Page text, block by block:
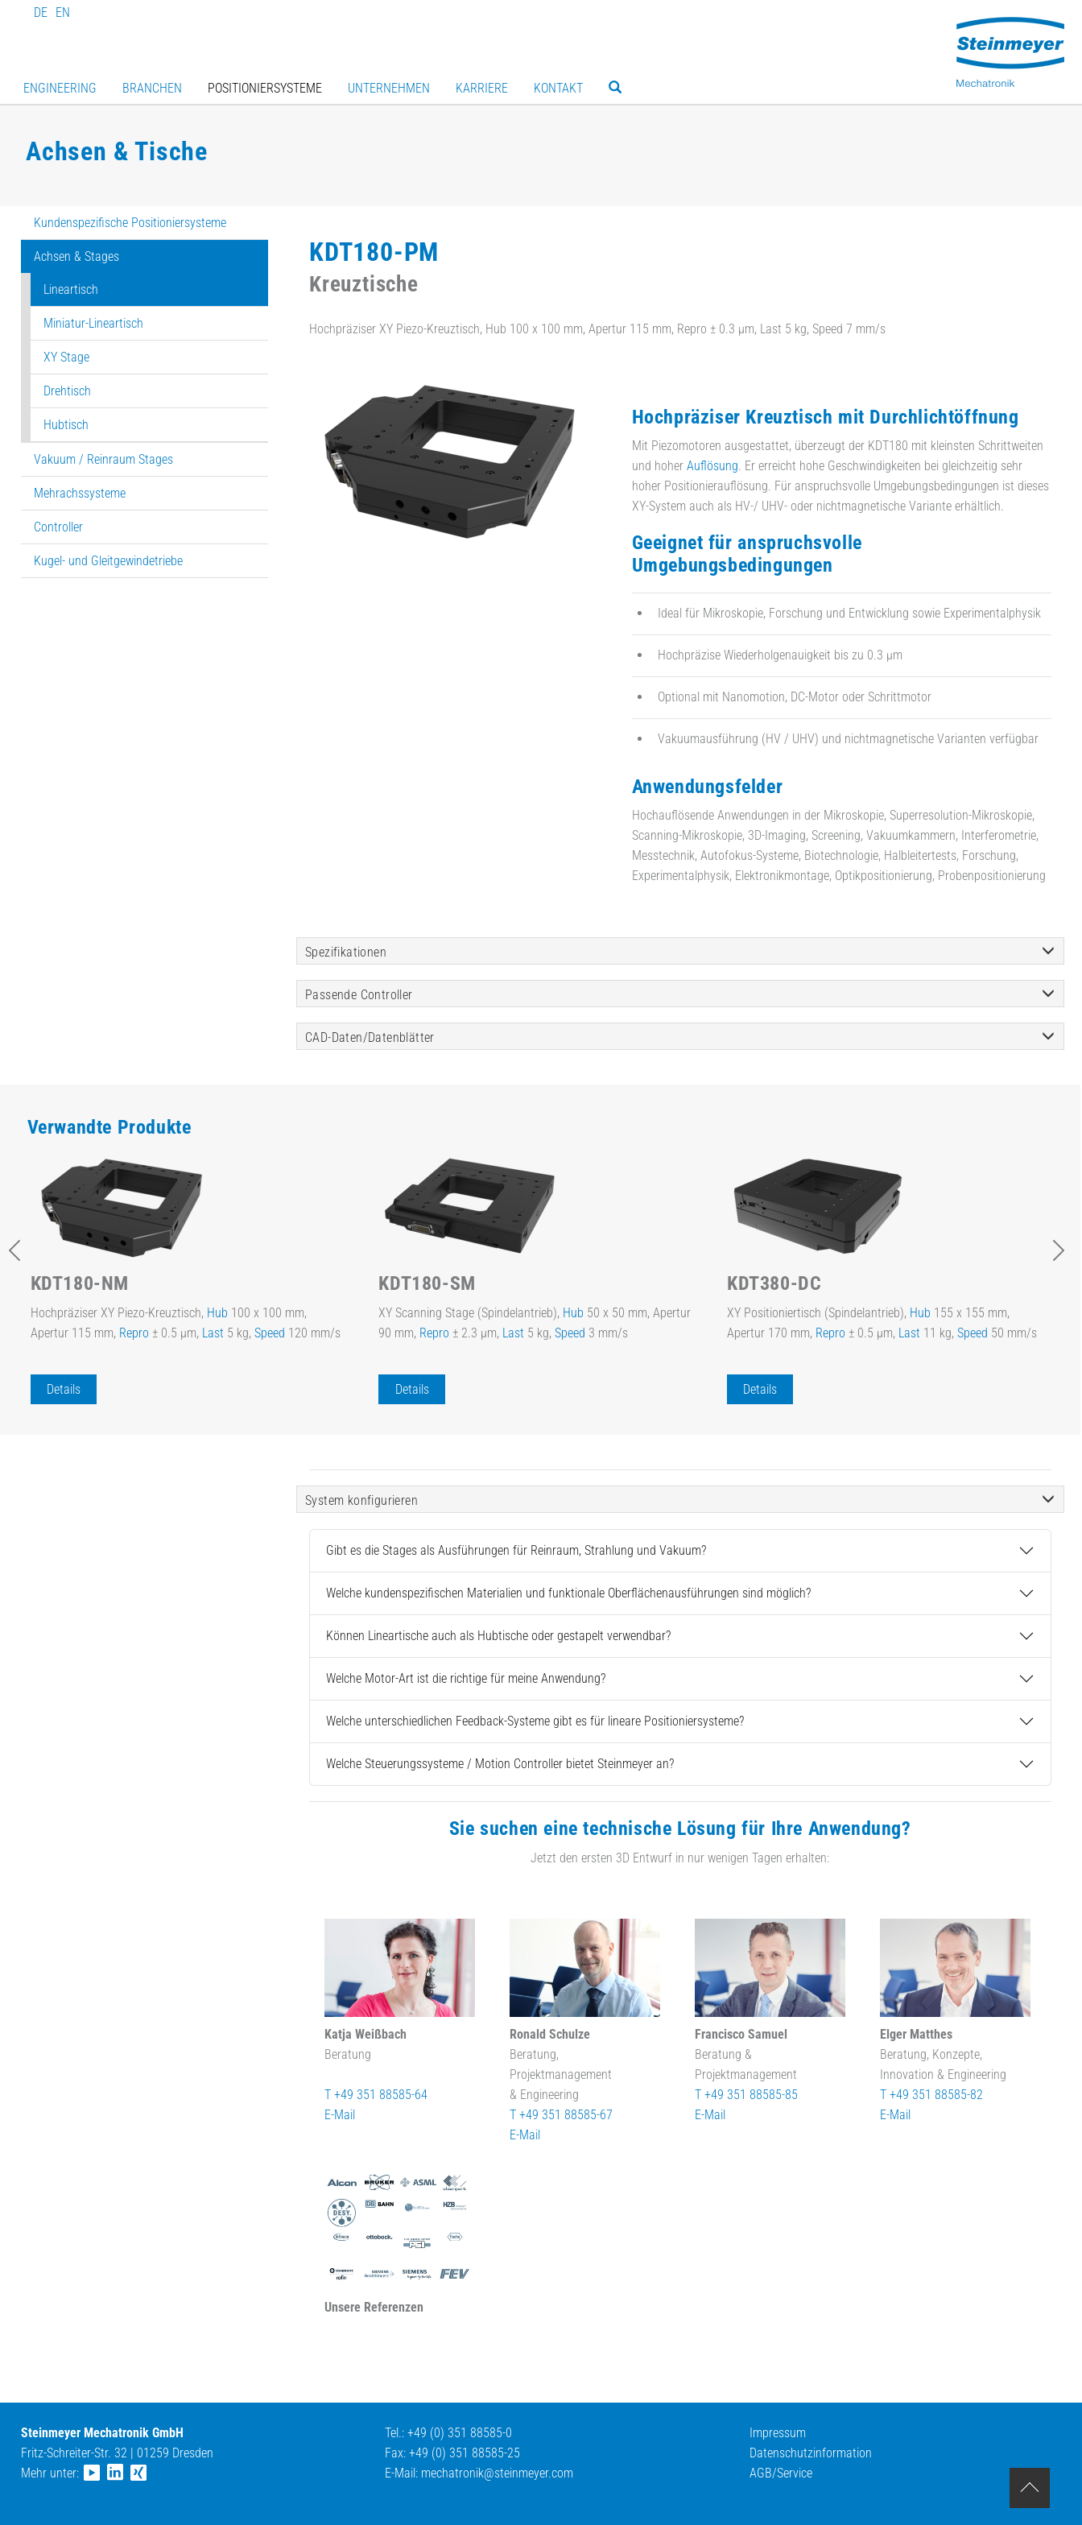
DE EN
ENGINEERING BRANCHEN POSITIONIERSYSTEME UNTERNEHMEN KARRIERE KONTAKT
Achsen & Tische
Kundenspezifische Positioniersysteme
Achsen & Stages
Lineartisch
Miniatur-Lineartisch
XY Stage
Drehtisch
Hubtisch
Vakuum / Reinraum Stages
Mehrachssysteme
Controller
Kugel- und Gleitgewindetriebe
KDT180-PM
Kreuztische
Hochpräziser XY Piezo-Kreuztisch, Hub 100 x 100 mm, Apertur 115 mm, Repro ± 0.3 µm, Last 5 kg, Speed 7 mm/s
Hochpräziser Kreuztisch mit Durchlichtöffnung
Mit Piezomotoren ausgestattet, überzeugt der KDT180 mit kleinsten Schrittweiten
und hoher Auflösung. Er erreicht hohe Geschwindigkeiten bei gleichzeitig sehr
hoher Positionierauflösung. Für anspruchsvolle Umgebungsbedingungen ist dieses
XY-System auch als HV-/ UHV- oder nichtmagnetische Variante erhältlich.
Geeignet für anspruchsvolle
Umgebungsbedingungen
Ideal für Mikroskopie, Forschung und Entwicklung sowie Experimentalphysik
Hochpräzise Wiederholgenauigkeit bis zu 0.3 µm
Optional mit Nanomotion, DC-Motor oder Schrittmotor
Vakuumausführung (HV / UHV) und nichtmagnetische Varianten verfügbar
Anwendungsfelder
Hochauflösende Anwendungen in der Mikroskopie, Superresolution-Mikroskopie,
Scanning-Mikroskopie, 3D-Imaging, Screening, Vakuumkammern, Interferometrie,
Messtechnik, Autofokus-Systeme, Biotechnologie, Halbleitertests, Forschung,
Experimentalphysik, Elektronikmontage, Optikpositionierung, Probenpositionierung
Spezifikationen
Passende Controller
CAD-Daten/Datenblätter
Verwandte Produkte
KDT180-NM
Hochpräziser XY Piezo-Kreuztisch, Hub 100 x 100 mm,
Apertur 115 mm, Repro ± 0.5 µm, Last 5 kg, Speed 120 mm/s
Details
KDT180-SM
XY Scanning Stage (Spindelantrieb), Hub 50 x 50 mm, Apertur
90 mm, Repro ± 2.3 µm, Last 5 kg,Speed 3 mm/s
Details
KDT380-DC
XY Positioniertisch (Spindelantrieb), Hub 155 x 155 mm,
Apertur 170 mm, Repro ± 0.5 µm, Last 11 kg, Speed 50 mm/s
Details
System konfigurieren
Gibt es die Stages als Ausführungen für Reinraum, Strahlung und Vakuum?
Welche kundenspezifischen Materialien und funktionale Oberflächenausführungen sind möglich?
Können Lineartische auch als Hubtische oder gestapelt verwendbar?
Welche Motor-Art ist die richtige für meine Anwendung?
Welche unterschiedlichen Feedback-Systeme gibt es für lineare Positioniersysteme?
Welche Steuerungssysteme / Motion Controller bietet Steinmeyer an?
Sie suchen eine technische Lösung für Ihre Anwendung?
Jetzt den ersten 3D Entwurf in nur wenigen Tagen erhalten:
Katja Weißbach
Beratung
T +49 351 88585-64
E-Mail
Ronald Schulze
Beratung,
Projektmanagement
& Engineering
T +49 351 88585-67
E-Mail
Francisco Samuel
Beratung &
Projektmanagement
T +49 351 88585-85
E-Mail
Elger Matthes
Beratung, Konzepte,
Innovation & Engineering
T +49 351 88585-82
E-Mail
Unsere Referenzen
Steinmeyer Mechatronik GmbH
Fritz-Schreiter-Str. 32 | 01259 Dresden
Mehr unter:
Tel.: +49 (0) 351 88585-0
Fax: +49 (0) 351 88585-25
E-Mail: mechatronik@steinmeyer.com
Impressum
Datenschutzinformation
AGB/Service